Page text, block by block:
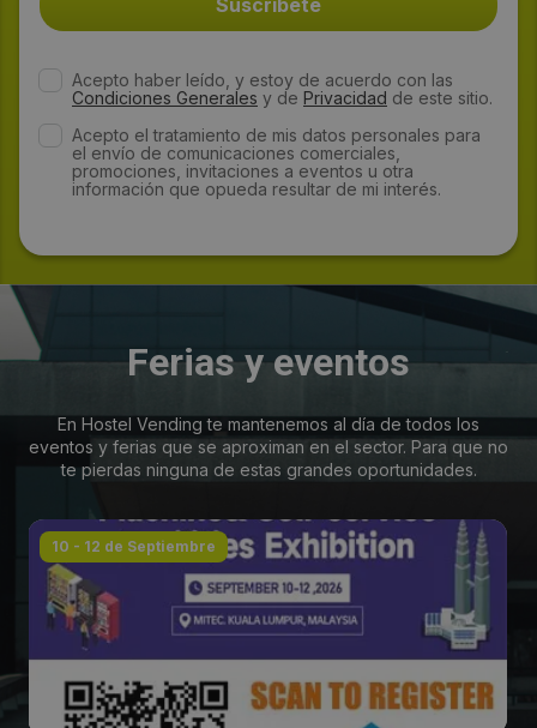
Acepto haber leído, y estoy de acuerdo con las
Condiciones Generales y de Privacidad de este sitio.
Acepto el tratamiento de mis datos personales para
el envío de comunicaciones comerciales,
promociones, invitaciones a eventos u otra
información que opueda resultar de mi interés.
Ferias y eventos
En Hostel Vending te mantenemos al día de todos los
eventos y ferias que se aproximan en el sector. Para que no
te pierdas ninguna de estas grandes oportunidades.
10 - 12 de Septiembre